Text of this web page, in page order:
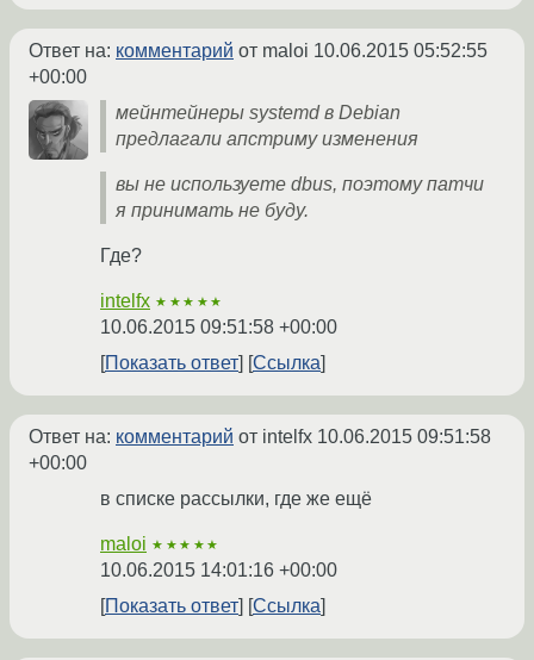
Ответ на: комментарий от maloi 10.06.2015 05:52:55
+00:00
мейнтейнеры systemd в Debian
предлагали апстриму изменения
вы не используете dbus, поэтому патчи
я принимать не буду.
Где?
intelfx ★★★★★
10.06.2015 09:51:58 +00:00
Показать ответ
Ссылка
Ответ на: комментарий от intelfx 10.06.2015 09:51:58
+00:00
в списке рассылки, где же ещё
maloi ★★★★★
10.06.2015 14:01:16 +00:00
Показать ответ
Ссылка